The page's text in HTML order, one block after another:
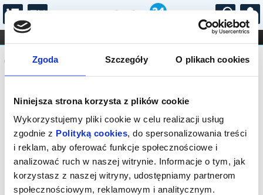
Zgoda Szczegóły O plikach cookies
Niniejsza strona korzysta z plików cookie
Wykorzystujemy pliki cookie w celu realizacji usług
zgodnie z Polityką cookies, do spersonalizowania treści
i reklam, aby oferować funkcje społecznościowe i
analizować ruch w naszej witrynie. Informacje o tym, jak
korzystasz z naszej witryny, udostępniamy partnerom
społecznościowym, reklamowym i analitycznym.
...
FILHARMONIA OPERA I BALET
STAND-UP
DLA DZIECI
Komunikat
Sprzedaż biletów on-line na wydarzenie
została zakończona.